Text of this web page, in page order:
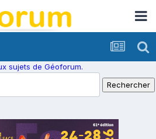
sujets de Géoforum.